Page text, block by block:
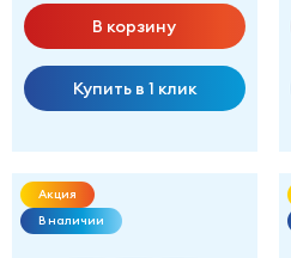
В корзину
Купить в 1 клик
Акция
В наличии